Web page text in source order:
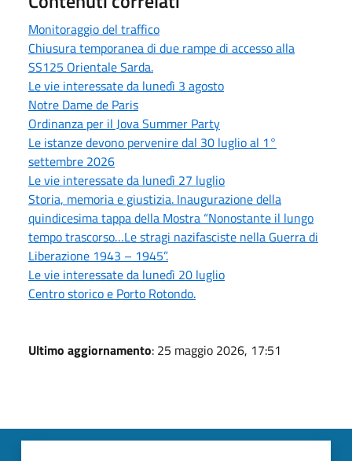
Monitoraggio del traffico
Chiusura temporanea di due rampe di accesso alla
SS125 Orientale Sarda.
Le vie interessate da lunedì 3 agosto
Notre Dame de Paris
Ordinanza per il Jova Summer Party
Le istanze devono pervenire dal 30 luglio al 1°
settembre 2026
Le vie interessate da lunedì 27 luglio
Storia, memoria e giustizia. Inaugurazione della
quindicesima tappa della Mostra “Nonostante il lungo
tempo trascorso…Le stragi nazifasciste nella Guerra di
Liberazione 1943 – 1945”.
Le vie interessate da lunedì 20 luglio
Centro storico e Porto Rotondo.
Ultimo aggiornamento: 25 maggio 2026, 17:51